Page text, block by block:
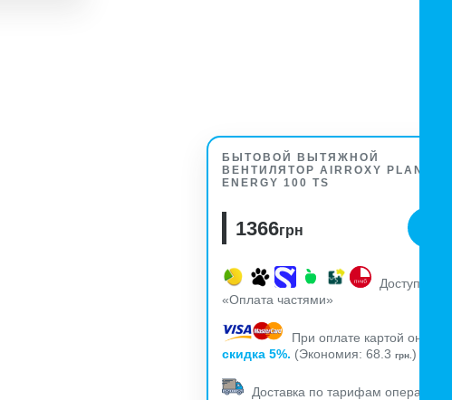
БЫТОВОЙ ВЫТЯЖНОЙ
ВЕНТИЛЯТОР AIRROXY PLANET
ENERGY 100 TS
1366грн
Доступна
«Оплата частями»
При оплате картой он-
скидка 5%. (Экономия: 68.3 грн. )
Доставка по тарифам оператора